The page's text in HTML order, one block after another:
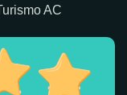
AC